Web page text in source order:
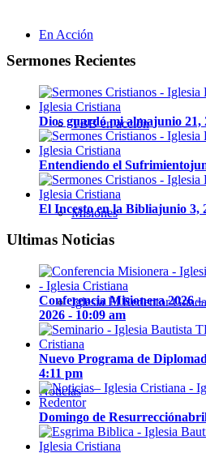
En Acción
TBB en acción
Misiones
Iglesia El Redentor
Noticias
Sermones Recientes
Dios guardó mi almajunio 21,
Entendiendo el Sufrimiento
El Incesto en la Bibliajunio 3,
Ultimas Noticias
Conferencia Misionera 2026
2026 - 10:09 am
Nuevo Programa de
4:11 pm
Domingo de Resurrección